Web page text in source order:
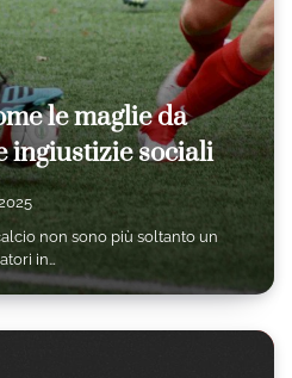
le maglie da
ingiustizie sociali
non sono più soltanto un
in…